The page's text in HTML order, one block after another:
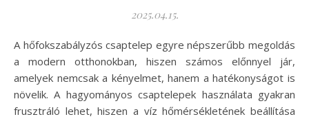
2025.04.15.
A hőfokszabályzós csaptelep egyre népszerűbb megoldás
a modern otthonokban, hiszen számos előnnyel jár,
amelyek nemcsak a kényelmet, hanem a hatékonyságot is
növelik. A hagyományos csaptelepek használata gyakran
frusztráló lehet, hiszen a víz hőmérsékletének beállítása